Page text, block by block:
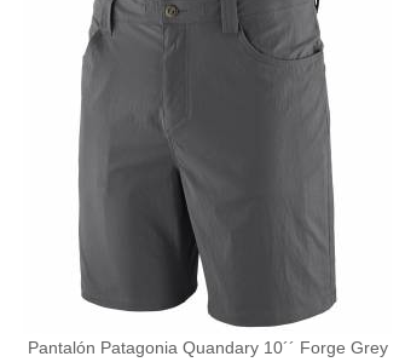
Pantalón Patagonia Quandary 10´´ Forge Grey